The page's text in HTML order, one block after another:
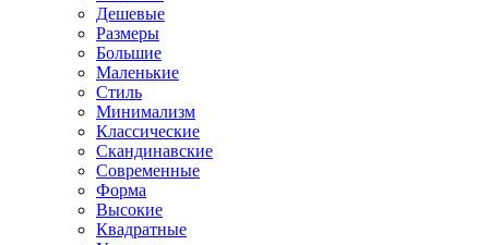
Дешевые
Размеры
Большие
Маленькие
Стиль
Минимализм
Классические
Скандинавские
Современные
Форма
Высокие
Квадратные